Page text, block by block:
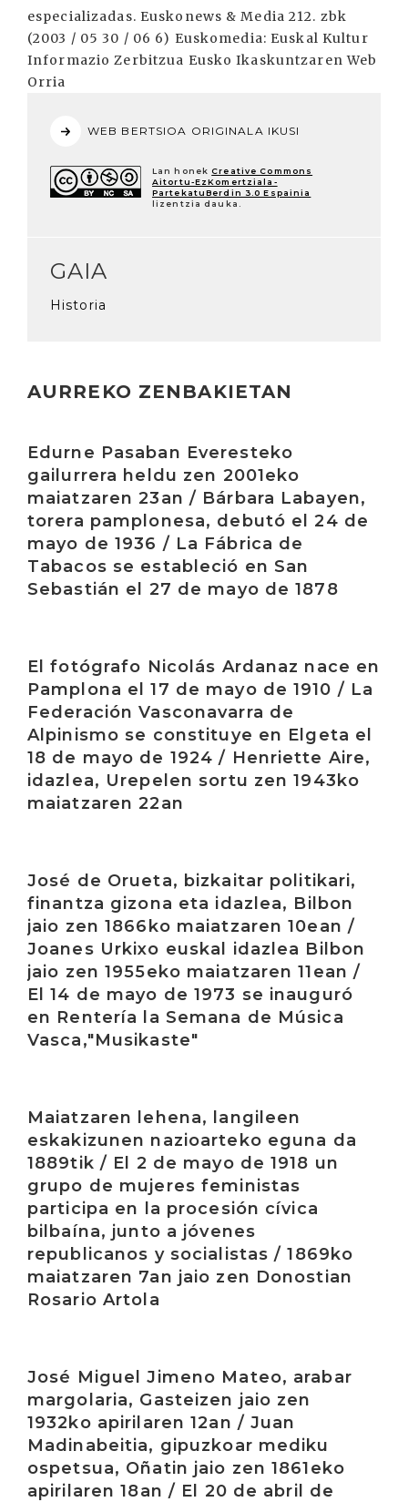
especializadas. Euskonews & Media 212. zbk
(2003 / 05 30 / 06 6) Euskomedia: Euskal Kultur
Informazio Zerbitzua Eusko Ikaskuntzaren Web
Orria
WEB BERTSIOA ORIGINALA IKUSI
Lan honek Creative Commons
Aitortu-EzKomertziala-
PartekatuBerdin 3.0 Espainia
lizentzia dauka.
GAIA
Historia
AURREKO ZENBAKIETAN
Edurne Pasaban Everesteko
gailurrera heldu zen 2001eko
maiatzaren 23an / Bárbara Labayen,
torera pamplonesa, debutó el 24 de
mayo de 1936 / La Fábrica de
Tabacos se estableció en San
Sebastián el 27 de mayo de 1878
El fotógrafo Nicolás Ardanaz nace en
Pamplona el 17 de mayo de 1910 / La
Federación Vasconavarra de
Alpinismo se constituye en Elgeta el
18 de mayo de 1924 / Henriette Aire,
idazlea, Urepelen sortu zen 1943ko
maiatzaren 22an
José de Orueta, bizkaitar politikari,
finantza gizona eta idazlea, Bilbon
jaio zen 1866ko maiatzaren 10ean /
Joanes Urkixo euskal idazlea Bilbon
jaio zen 1955eko maiatzaren 11ean /
El 14 de mayo de 1973 se inauguró
en Rentería la Semana de Música
Vasca,"Musikaste"
Maiatzaren lehena, langileen
eskakizunen nazioarteko eguna da
1889tik / El 2 de mayo de 1918 un
grupo de mujeres feministas
participa en la procesión cívica
bilbaína, junto a jóvenes
republicanos y socialistas / 1869ko
maiatzaren 7an jaio zen Donostian
Rosario Artola
José Miguel Jimeno Mateo, arabar
margolaria, Gasteizen jaio zen
1932ko apirilaren 12an / Juan
Madinabeitia, gipuzkoar mediku
ospetsua, Oñatin jaio zen 1861eko
apirilaren 18an / El 20 de abril de